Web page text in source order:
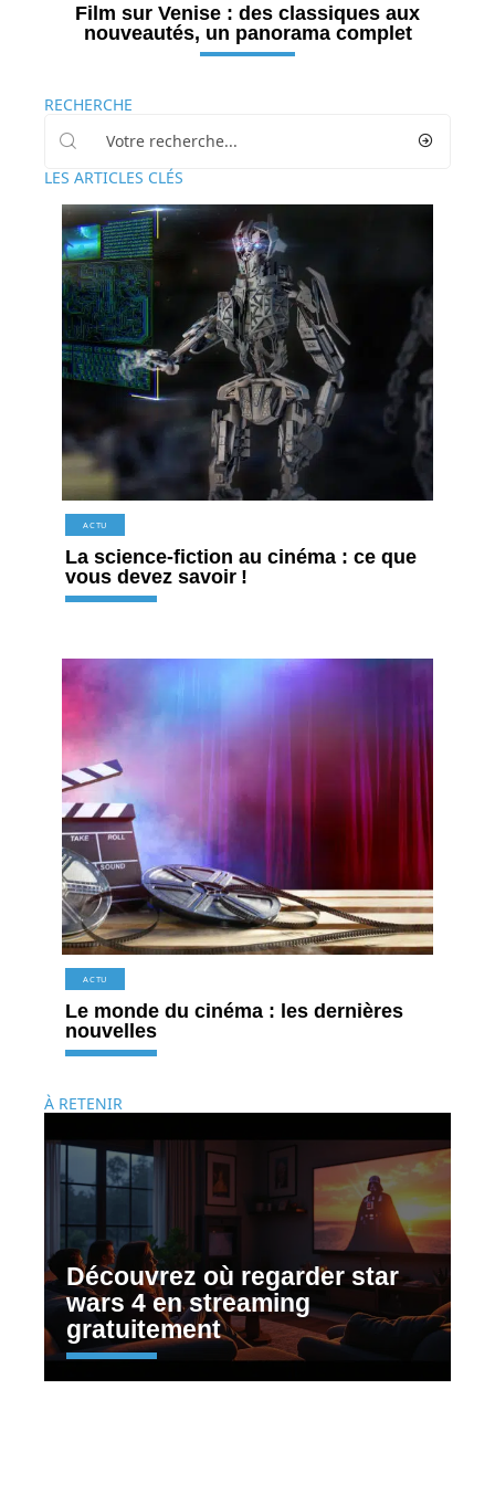
Film sur Venise : des classiques aux
nouveautés, un panorama complet
RECHERCHE
LES ARTICLES CLÉS
ACTU
La science-fiction au cinéma : ce que
vous devez savoir !
ACTU
Le monde du cinéma : les dernières
nouvelles
À RETENIR
Découvrez où regarder star
wars 4 en streaming
gratuitement